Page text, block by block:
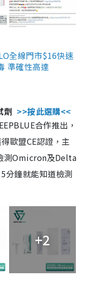
全線門市$16快速
準確性高達
劑 >>按此選購<<
合作推出，
歐盟CE認證，主
測Omicron及Delta
分鐘就能知道檢測
+2